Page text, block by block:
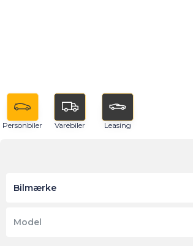
Personbiler Varebiler Leasing
Bilmærke
Model